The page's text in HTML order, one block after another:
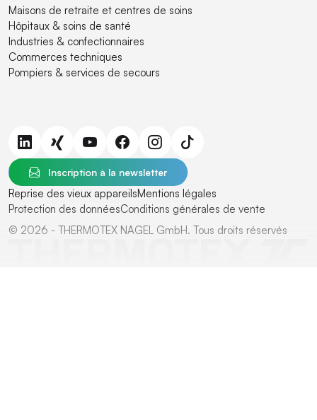
Maisons de retraite et centres de soins
Hôpitaux & soins de santé
Industries & confectionnaires
Commerces techniques
Pompiers & services de secours
Inscription à la newsletter
Reprise des vieux appareilsMentions légales
Protection des donnéesConditions générales de vente
© 2026 - THERMOTEX NAGEL GmbH. Tous droits réservés